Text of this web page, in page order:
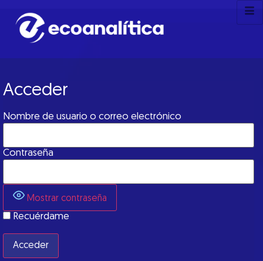
Acceder
Nombre de usuario o correo electrónico
Contraseña
Mostrar contraseña
Recuérdame